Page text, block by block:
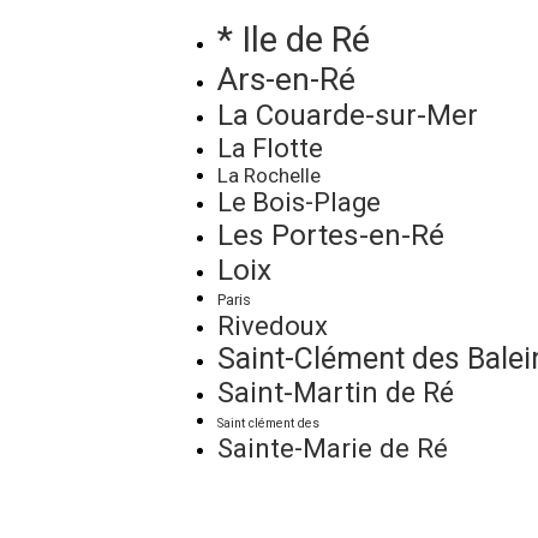
* Ile de Ré
Ars-en-Ré
La Couarde-sur-Mer
La Flotte
La Rochelle
Le Bois-Plage
Les Portes-en-Ré
Loix
Paris
Rivedoux
Saint-Clément des
Saint-Martin de Ré
Saint clément des
Sainte-Marie de Ré